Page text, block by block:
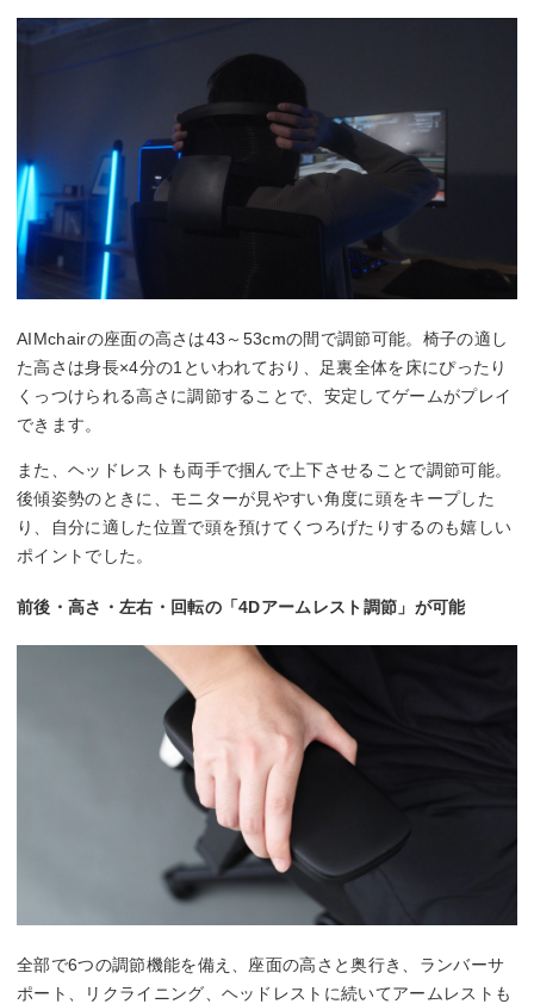
AIMchairの座面の高さは43～53cmの間で調節可能。椅子の適し
た高さは身長×4分の1といわれており、足裏全体を床にぴったり
くっつけられる高さに調節することで、安定してゲームがプレイ
できます。
また、ヘッドレストも両手で掴んで上下させることで調節可能。
後傾姿勢のときに、モニターが見やすい角度に頭をキープした
り、自分に適した位置で頭を預けてくつろげたりするのも嬉しい
ポイントでした。
前後・高さ・左右・回転の「4Dアームレスト調節」が可能
全部で6つの調節機能を備え、座面の高さと奥行き、ランバーサ
ポート、リクライニング、ヘッドレストに続いてアームレストも